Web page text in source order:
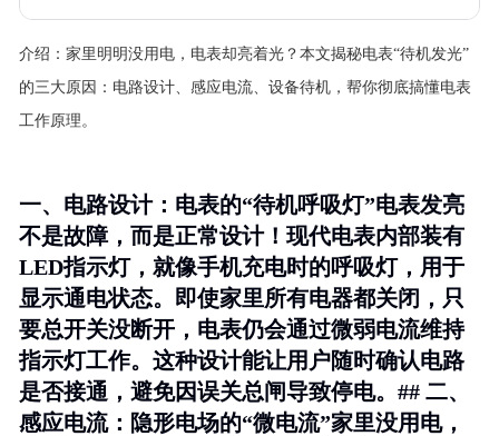
介绍： 家里明明没用电，电表却亮着光？本文揭秘电表“待机发光”
的三大原因：电路设计、感应电流、设备待机，帮你彻底搞懂电表
工作原理。
一、电路设计：电表的“待机呼吸灯”电表发亮
不是故障，而是正常设计！现代电表内部装有
LED指示灯，就像手机充电时的呼吸灯，用于
显示通电状态。即使家里所有电器都关闭，只
要总开关没断开，电表仍会通过微弱电流维持
指示灯工作。这种设计能让用户随时确认电路
是否接通，避免因误关总闸导致停电。## 二、
感应电流：隐形电场的“微电流”家里没用电，